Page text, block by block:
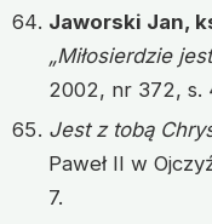
Jaworski Jan,
„Miłosierdzie
2002, nr 372, s.
Jest z tobą
Paweł II w
7.